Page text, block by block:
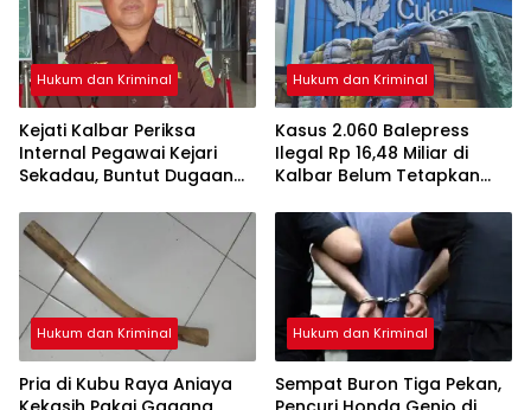
Hukum dan Kriminal
Kejati Kalbar Periksa
Internal Pegawai Kejari
Sekadau, Buntut Dugaan
Hukum dan Kriminal
Kasus 2.060 Balepress
Ilegal Rp 16,48 Miliar di
Kalbar Belum Tetapkan
Sudah Diperiksa
Hukum dan Kriminal
Pria di Kubu Raya Aniaya
Hukum dan Kriminal
Sempat Buron Tiga Pekan,